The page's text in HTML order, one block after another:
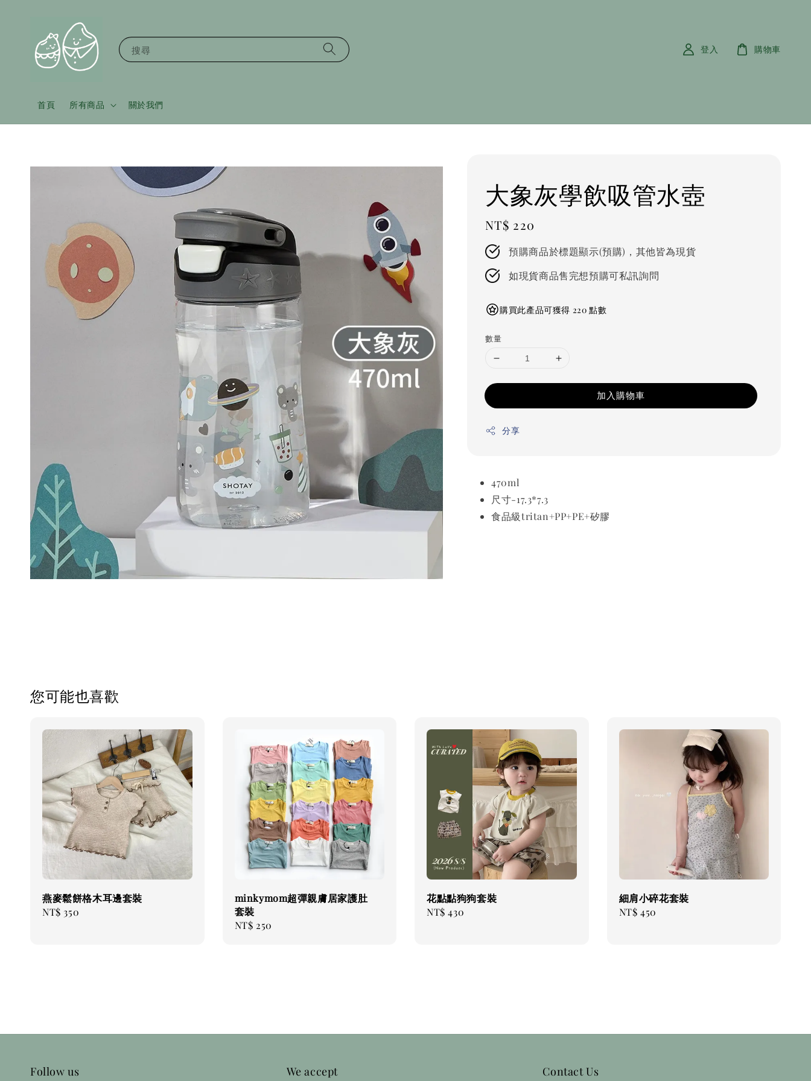
搜尋
首頁 所有商品 關於我們
登入 購物車
大象灰學飲吸管水壺
Regular
price
NT$ 220
預購商品於標題顯示(預購)，其他皆為現貨
如現貨商品售完想預購可私訊詢問
購買此產品可獲得 220 點數
數量
加入購物車
分享
470ml
尺寸-17.3*7.3
食品級tritan+PP+PE+矽膠
您可能也喜歡
燕麥鬆餅格木耳邊套裝
Regular
NT$ 350
minkymom超彈親膚居家護肚
套裝
Regular
NT$ 250
花點點狗狗套裝
Regular
NT$ 430
細肩小碎花套裝
Regular
NT$ 450
Follow us We accept Contact Us